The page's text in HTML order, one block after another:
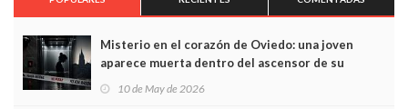
Misterio en el corazón de Oviedo: una joven
aparece muerta dentro del ascensor de su
10 de May de 2026